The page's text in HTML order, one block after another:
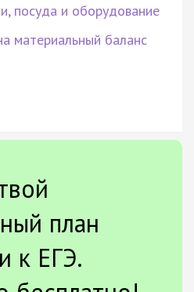
посуда и оборудование
материальный баланс
план
к ЕГЭ.